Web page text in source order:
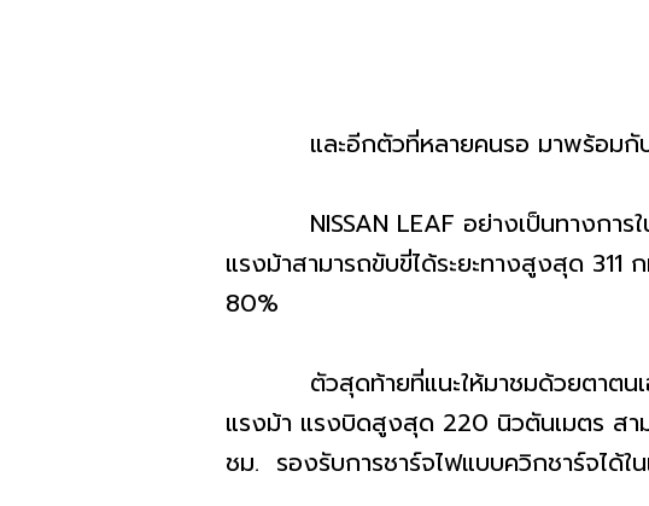
และอีกตัวที่หลายคนรอ มาพร้อมกับดี
NISSAN LEAF อย่างเป็นทางการใ
แรงม้าสามารถขับขี่ได้ระยะทางสูงสุด
80%
ตัวสุดท้ายที่แนะให้มาชมด้วยตาตนเอง
แรงม้า แรงบิดสูงสุด 220 นิวตันเมตร สา
ชม. รองรับการชาร์จไฟแบบควิกชาร์จได้ใน